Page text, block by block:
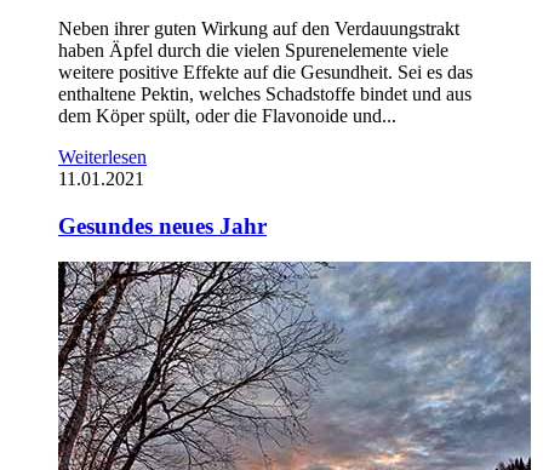
Neben ihrer guten Wirkung auf den Verdauungstrakt
haben Äpfel durch die vielen Spurenelemente viele
weitere positive Effekte auf die Gesundheit. Sei es das
enthaltene Pektin, welches Schadstoffe bindet und aus
dem Köper spült, oder die Flavonoide und...
Weiterlesen
11.01.2021
Gesundes neues Jahr